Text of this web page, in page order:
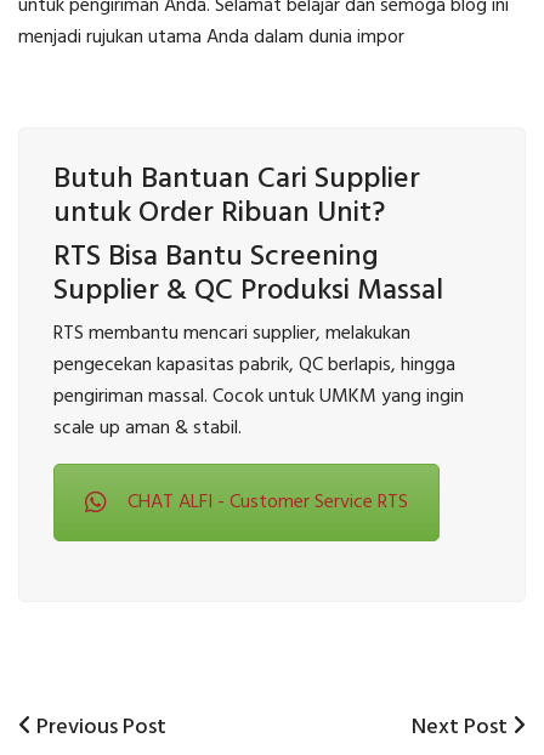
menjadi rujukan utama Anda dalam dunia impor
Butuh Bantuan Cari Supplier
untuk Order Ribuan Unit?
RTS Bisa Bantu Screening
Supplier & QC Produksi Massal
RTS membantu mencari supplier, melakukan
pengecekan kapasitas pabrik, QC berlapis, hingga
pengiriman massal. Cocok untuk UMKM yang ingin
scale up aman & stabil.
CHAT ALFI - Customer Service RTS
Previous
Previous Post
Next
Next Post